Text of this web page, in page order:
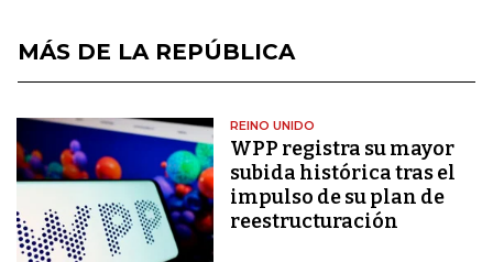
MÁS DE LA REPÚBLICA
REINO UNIDO
WPP registra su mayor
subida histórica tras el
impulso de su plan de
reestructuración